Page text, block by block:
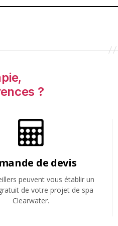
?
de devis
peuvent vous établir un
de votre projet de spa
Clearwater.